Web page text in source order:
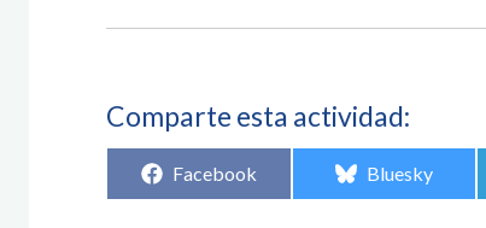
Comparte esta actividad:
Compartir
Facebook
Compartir
Bluesky